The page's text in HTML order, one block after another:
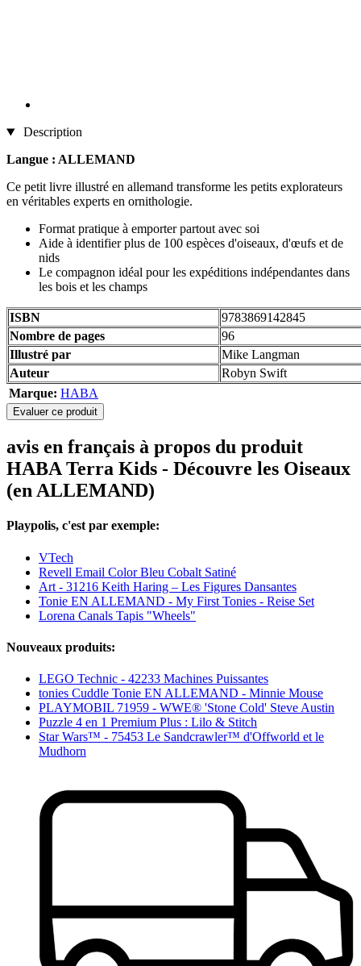
Description
Langue : ALLEMAND
Ce petit livre illustré en allemand transforme les petits explorateurs
en véritables experts en ornithologie.
Format pratique à emporter partout avec soi
Aide à identifier plus de 100 espèces d'oiseaux, d'œufs et de
nids
Le compagnon idéal pour les expéditions indépendantes dans
les bois et les champs
ISBN
9783869142845
Nombre de pages
96
Illustré par
Mike Langman
Auteur
Robyn Swift
Marque: HABA
Evaluer ce produit
avis en français à propos du produit
HABA Terra Kids - Découvre les Oiseaux
(en ALLEMAND)
Playpolis, c'est par exemple:
VTech
Revell Email Color Bleu Cobalt Satiné
Art - 31216 Keith Haring – Les Figures Dansantes
Tonie EN ALLEMAND - My First Tonies - Reise Set
Lorena Canals Tapis "Wheels"
Nouveaux produits:
LEGO Technic - 42233 Machines Puissantes
tonies Cuddle Tonie EN ALLEMAND - Minnie Mouse
PLAYMOBIL 71959 - WWE® 'Stone Cold' Steve Austin
Puzzle 4 en 1 Premium Plus : Lilo & Stitch
Star Wars™ - 75453 Le Sandcrawler™ d'Offworld et le
Mudhorn